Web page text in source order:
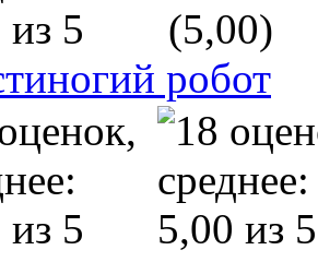
(5,00)
робот